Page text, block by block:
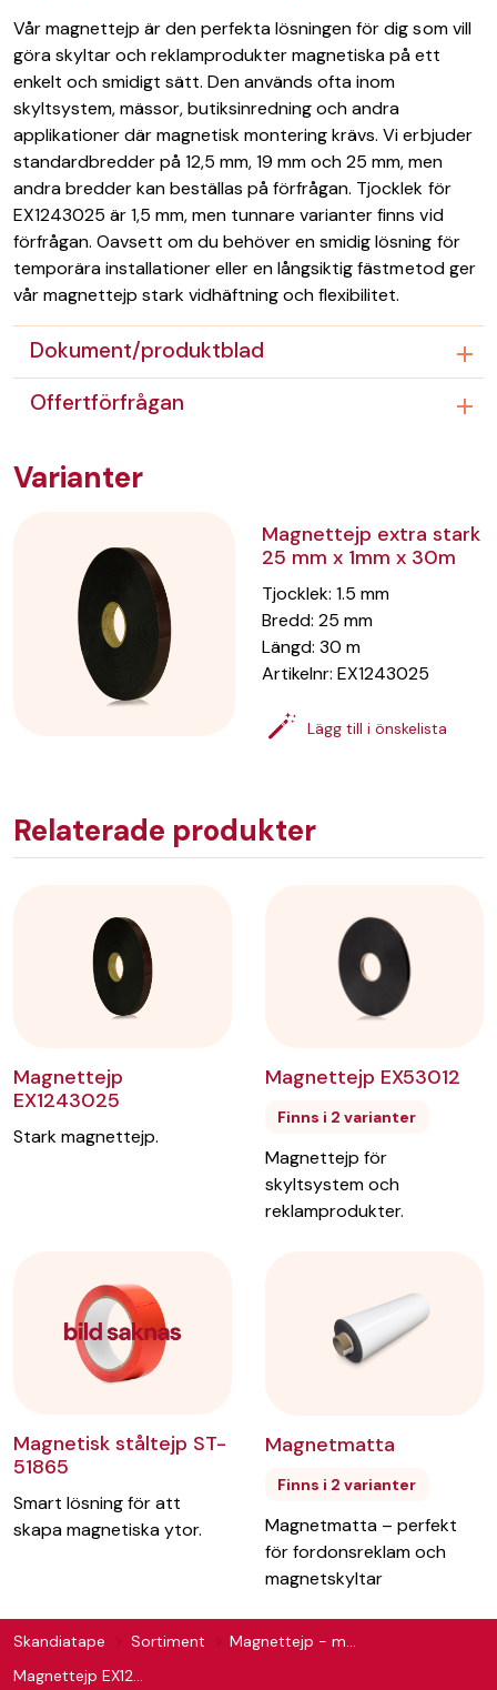
Vår magnettejp är den perfekta lösningen för dig som vill
göra skyltar och reklamprodukter magnetiska på ett
enkelt och smidigt sätt. Den används ofta inom
skyltsystem, mässor, butiksinredning och andra
applikationer där magnetisk montering krävs. Vi erbjuder
standardbredder på 12,5 mm, 19 mm och 25 mm, men
andra bredder kan beställas på förfrågan. Tjocklek för
EX1243025 är 1,5 mm, men tunnare varianter finns vid
förfrågan. Oavsett om du behöver en smidig lösning för
temporära installationer eller en långsiktig fästmetod ger
vår magnettejp stark vidhäftning och flexibilitet.
Dokument/produktblad
Offertförfrågan
Varianter
Magnettejp extra stark
25 mm x 1mm x 30m
Tjocklek:1.5 mm
Bredd:25 mm
Längd:30 m
Artikelnr:EX1243025
Lägg till i önskelista
Relaterade produkter
Magnettejp
EX1243025
Stark magnettejp.
Magnettejp EX53012
Finns i 2 varianter
Magnettejp för
skyltsystem och
reklamprodukter.
Magnetisk ståltejp ST-
51865
Smart lösning för att
skapa magnetiska ytor.
Magnetmatta
Finns i 2 varianter
Magnetmatta – perfekt
för fordonsreklam och
magnetskyltar
Skandiatape Sortiment
Magnettejp - magnetmatta
Magnettejp EX1243025